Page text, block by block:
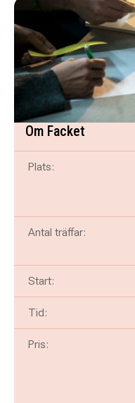
Om Facket
Plats:
Antal träffar:
Start:
Tid:
Pris: